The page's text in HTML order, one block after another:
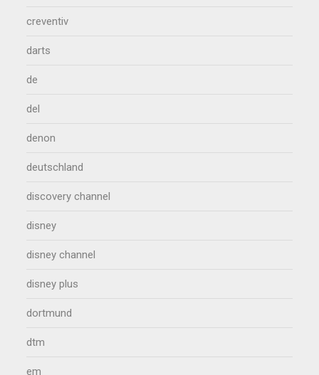
creventiv
darts
de
del
denon
deutschland
discovery channel
disney
disney channel
disney plus
dortmund
dtm
em